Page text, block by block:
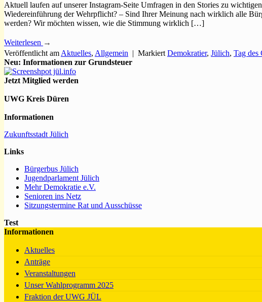
Aktuell laufen auf unserer Instagram-Seite Umfragen in den Stories zu
Wiedereinführung der Wehrpflicht? – Sind Ihrer Meinung nach wirklich alle
werden? Wir möchten wissen, wie die Stimmung wirklich […]
Weiterlesen →
Veröffentlicht am Aktuelles, Allgemein | Markiert Demokratier, Jülich, Tag des
Neu: Informationen zur Grundsteuer
Jetzt Mitglied werden
UWG Kreis Düren
Informationen
Zukunftsstadt Jülich
Links
Bürgerbus Jülich
Jugendparlament Jülich
Mehr Demokratie e.V.
Senioren ins Netz
Sitzungstermine Rat und Ausschüsse
Test
Informationen
Aktuelles
Anträge
Veranstaltungen
Unser Wahlprogramm 2025
Fraktion der UWG JÜL